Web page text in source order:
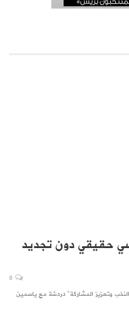
حقيقي دون تجديد
وتعزيز المشاركة" دردشة مع ياسمين